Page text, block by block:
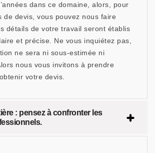
dans ce domaine, alors, pour
de devis, vous pouvez nous faire
détails de votre travail seront établis
et précise. Ne vous inquiétez pas,
ne sera ni sous-estimée ni
nous vous invitons à prendre
votre devis.
: pensez à confronter les